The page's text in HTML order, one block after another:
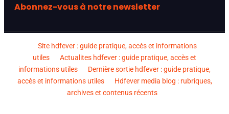
Abonnez-vous à notre newsletter
Site hdfever : guide pratique, accès et informations
utiles
Actualites hdfever : guide pratique, accès et
informations utiles
Dernière sortie hdfever : guide pratique,
accès et informations utiles
Hdfever media blog : rubriques,
archives et contenus récents